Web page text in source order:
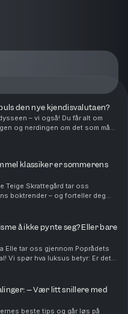
den nye kjendisvalutaen?
– vi også! Du får alt om
og nerdingen om det som må
Nolans påmelding til neste
klassiker er sommerens
Teige Skrattegård tar oss
boktrender – og forteller deg
vil bli sett med på stranda i
å ikke pynte seg? Eller bare
Elle tar oss gjennom Poprådets
Vi spør hva luksus betyr: Er det
eller er det bare at noe er dyrt?
– Vær litt snillere med
beste tips og går løs på